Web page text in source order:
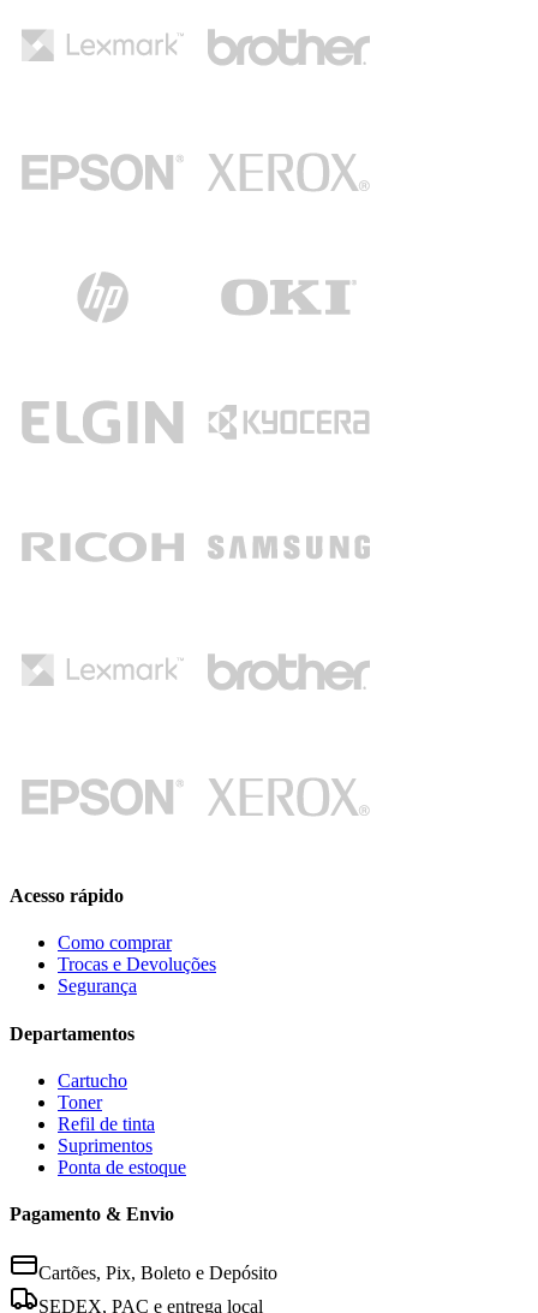
Acesso rápido
Como comprar
Trocas e Devoluções
Segurança
Departamentos
Cartucho
Toner
Refil de tinta
Suprimentos
Ponta de estoque
Pagamento & Envio
Cartões, Pix, Boleto e Depósito
SEDEX, PAC e entrega local